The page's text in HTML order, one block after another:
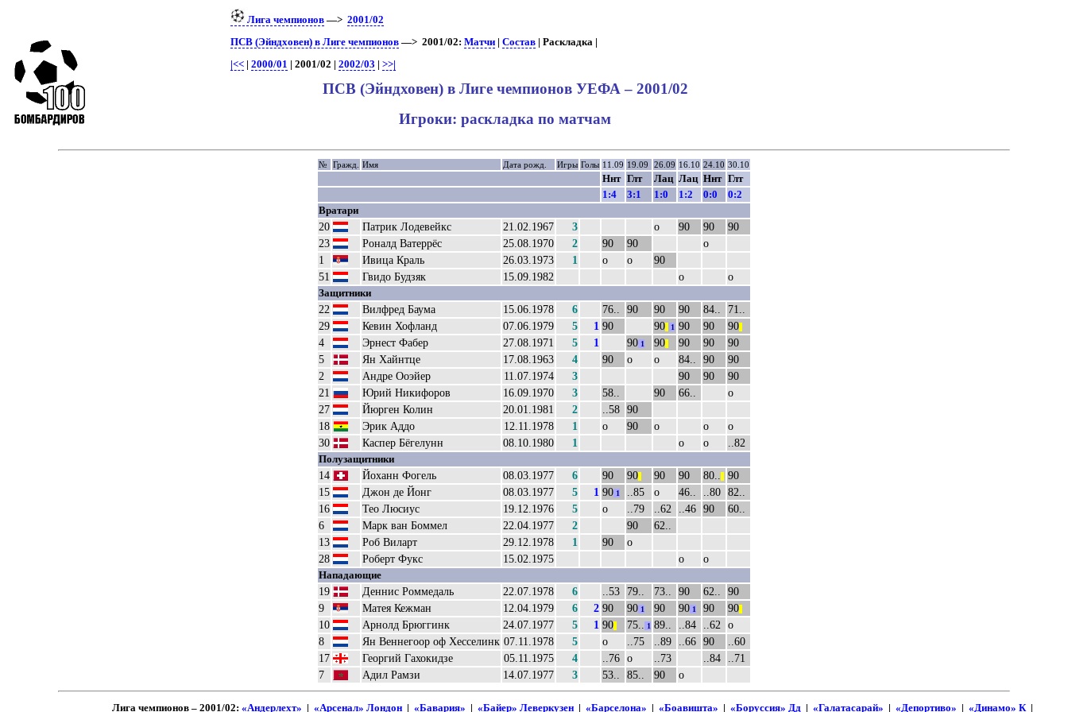
Лига чемпионов —>2001/02
ПСВ (Эйндховен) в Лиге чемпионов —> 2001/02:Матчи |Состав | Раскладка |
|<< |2000/01 | 2001/02 |2002/03 |>>|
ПСВ (Эйндховен) в Лиге чемпионов УЕФА – 2001/02
Игроки: раскладка по матчам
№ Гражд. Имя Дата рожд. Игры Голы 11.09 19.09 26.09 16.10 24.10 30.10
Ннт Глт Лац Лац Ннт Глт
1:4
3:1 1:0 1:2 0:0
0:2
Вратари
20 Патрик Лодевейкс 21.02.1967 3 о 90 90
90
23
Роналд Ватеррёс 25.08.1970 2 90 90
о
1
Ивица Краль 26.03.1973 1 о о
90
51
Гвидо Будзяк 15.09.1982 о о
Защитники
22 Вилфред Баума 15.06.1978 6 76.. 90 90 90 84..
71..
29
Кевин Хофланд 07.06.1979 5 1 90 90 1 90 90 90
4 Эрнест Фабер 27.08.1971 5 1 90 1 90 90 90
90
5
Ян Хайнтце 17.08.1963 4 90 о о 84.. 90
90
2
Андре Ооэйер 11.07.1974 3 90 90
90
21
Юрий Никифоров 16.09.1970 3 58.. 90 66..
о
27
Йюрген Колин 20.01.1981 2 ..58 90
18
Эрик Аддо 12.11.1978 1 о 90 о о
о
30
Каспер Бёгелунн 08.10.1980 1 о о ..82
Полузащитники
14 Йоханн Фогель 08.03.1977 6 90 90 90 90 80..
90
15
Джон де Йонг 08.03.1977 5 1 90 1 ..85 о 46.. ..80 82..
16
Тео Люсиус 19.12.1976 5 о ..79 ..62 ..46 90
60..
6
Марк ван Боммел 22.04.1977 2 90
62..
13
Роб Виларт 29.12.1978 1 90
о
28
Роберт Фукс 15.02.1975 о о
Нападающие
19 Деннис Роммедаль 22.07.1978 6 ..53 79.. 73.. 90 62..
90
9
Матея Кежман 12.04.1979 6 2 90 90 1 90 90 1 90 90
10 Арнолд Брюггинк 24.07.1977 5 1 90 75.. 1 89.. ..84 ..62
о
8
Ян Веннегоор оф Хесселинк 07.11.1978 5 о ..75 ..89 ..66 90
..60
17
Георгий Гахокидзе 05.11.1975 4 ..76 о ..73 ..84
..71
7
Адил Рамзи 14.07.1977 3 53.. 85.. 90 о
Лига чемпионов – 2001/02: «Андерлехт» | «Арсенал» Лондон| «Бавария» | «Байер» Леверкузен| «Барселона» | «Боавишта» | «Боруссия» Дд| «Галатасарай» | «Депортиво» | «Динамо» К|